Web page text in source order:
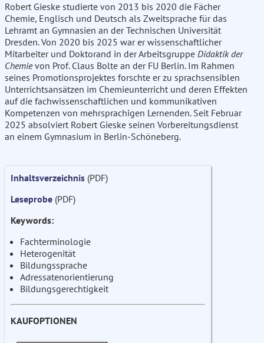
Robert Gieske studierte von 2013 bis 2020 die Fächer
Chemie, Englisch und Deutsch als Zweitsprache für das
Lehramt an Gymnasien an der Technischen Universität
Dresden. Von 2020 bis 2025 war er wissenschaftlicher
Mitarbeiter und Doktorand in der Arbeitsgruppe Didaktik der
Chemievon Prof. Claus Bolte an der FU Berlin. Im Rahmen
seines Promotionsprojektes forschte er zu sprachsensiblen
Unterrichtsansätzen im Chemieunterricht und deren Effekten
auf die fachwissenschaftlichen und kommunikativen
Kompetenzen von mehrsprachigen Lernenden. Seit Februar
2025 absolviert Robert Gieske seinen Vorbereitungsdienst
an einem Gymnasium in Berlin-Schöneberg.
Inhaltsverzeichnis (PDF)
Leseprobe (PDF)
Keywords:
Fachterminologie
Heterogenität
Bildungssprache
Adressatenorientierung
Bildungsgerechtigkeit
KAUFOPTIONEN